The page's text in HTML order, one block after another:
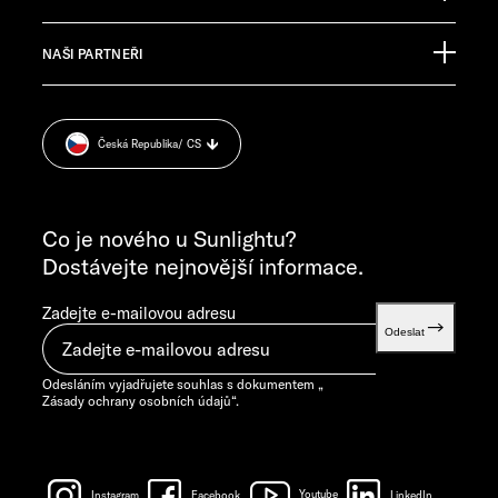
TECHNICKÝ ZÁKAZNICKÝ SERVIS
service@service.sunlight.de
PONDĚLÍ–ČTVRTEK 7.30–12.00 HOD. A 13.00–16.00 HOD.
PÁTEK 7.30–12.00 HOD.
info@sunlight.de
Impressum
Cookie Consent
Informace o hmotnosti
NAŠI PARTNEŘI
Co je nového u Sunlightu?
Dostávejte nejnovější informace.
Zadejte e-mailovou adresu
Odeslat
Odesláním vyjadřujete souhlas s dokumentem „
Zásady ochrany osobních údajů“.
Instagram Facebook Youtube LinkedIn
Česká Republika/ CS